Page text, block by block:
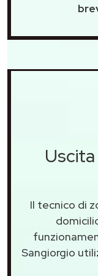
Il tecnico di
Sangiorgio